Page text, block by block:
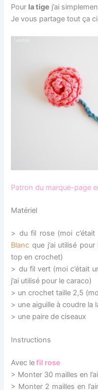
Pour la tige j’ai
Je vous partage tout ça
Patron du marque-page
Matériel
> du fil rose (moi
Blanc que j’ai utilisé pour
top en crochet)
> du fil vert (moi c’était
j’ai utilisé pour le caraco)
> un crochet taille 2,5
> une aiguille à coudre la
> une paire de ciseaux
Instructions
Avec lefil rose
> Monter 30 mailles en
> Monter 2 mailles en